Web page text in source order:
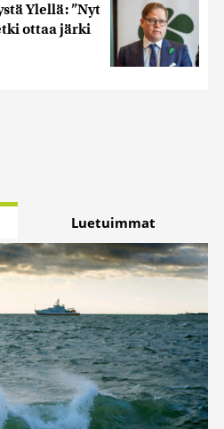
Ylellä: ”Nyt
ottaa järki
Luetuimmat